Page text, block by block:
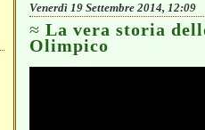
Venerdì 19 Settembre 2014, 12:09
La vera storia
Olimpico